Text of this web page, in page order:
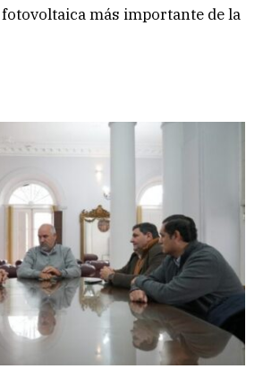
fotovoltaica más importante de la